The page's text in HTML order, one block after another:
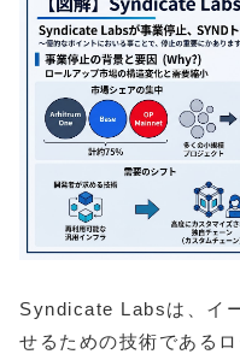
Syndicate Labsは、イ
せるための技術である